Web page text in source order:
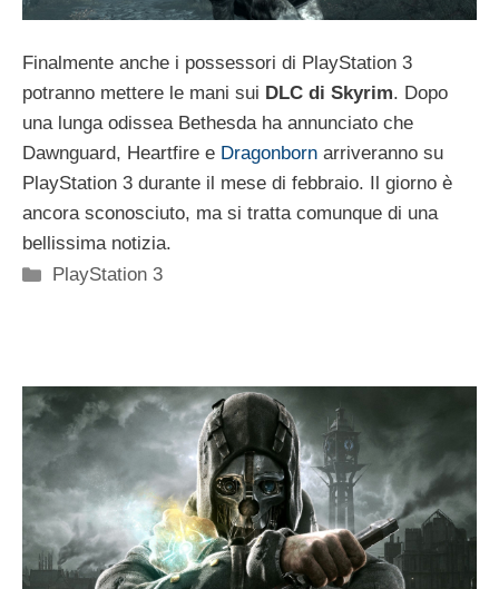
Finalmente anche i possessori di PlayStation 3
potranno mettere le mani sui DLC di Skyrim. Dopo
una lunga odissea Bethesda ha annunciato che
Dawnguard, Heartfire e Dragonborn arriveranno su
PlayStation 3 durante il mese di febbraio. Il giorno è
ancora sconosciuto, ma si tratta comunque di una
bellissima notizia.
Categorie
PlayStation 3